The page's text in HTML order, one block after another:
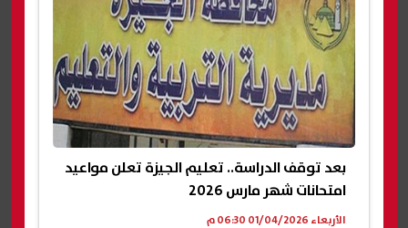
بعد توقف الدراسة.. تعليم الجيزة تعلن مواعيد
امتحانات شهر مارس 2026
الأربعاء 01/04/2026 06:30 م